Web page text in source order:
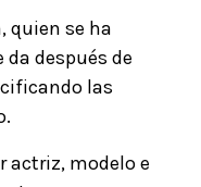
quien se ha
después de
las
actriz, modelo e